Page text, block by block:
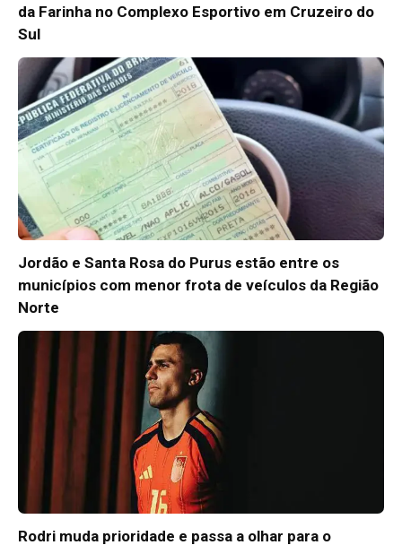
da Farinha no Complexo Esportivo em Cruzeiro do
Sul
Jordão e Santa Rosa do Purus estão entre os
municípios com menor frota de veículos da Região
Norte
Rodri muda prioridade e passa a olhar para o